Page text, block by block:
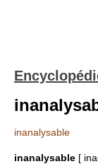
inanalysable
inanalysable [